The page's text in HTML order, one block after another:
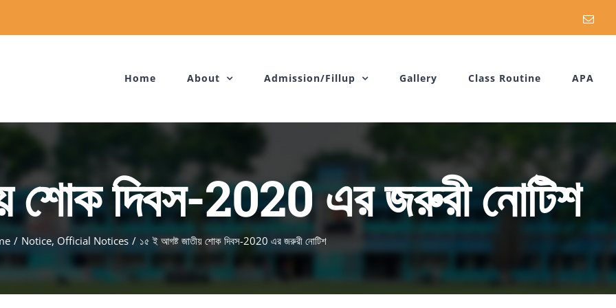
Home About Admission/Fillup Gallery Class Routine APA
শোক দিবস-2020 এর জরুরী নোটিশ
/ Notice, Official Notices / ১৫ ই আগষ্ট জাতীয় শোক দিবস-2020 এর জরুরী নোটিশ